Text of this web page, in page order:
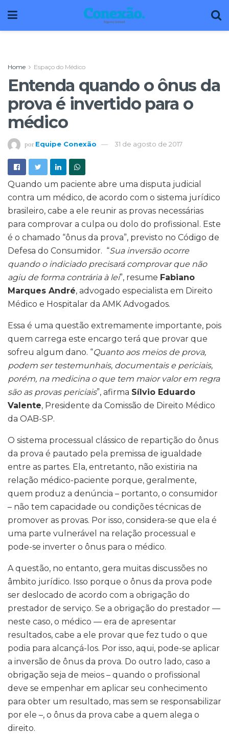
Home Espaço do Médico
Entenda quando o ônus da
prova é invertido para o
médico
por Equipe Conexão 31 de agosto de 2017
Quando um paciente abre uma disputa judicial
contra um médico, de acordo com o sistema jurídico
brasileiro, cabe a ele reunir as provas necessárias
para comprovar a culpa ou dolo do profissional. Este
é o chamado “ônus da prova”, previsto no Código de
Defesa do Consumidor. “Sua inversão ocorre
quando o indiciado precisará comprovar que não
agiu de forma contrária à lei”, resume Fabiano
Marques André, advogado especialista em Direito
Médico e Hospitalar da AMK Advogados.
Essa é uma questão extremamente importante, pois
quem carrega este encargo terá que provar que
sofreu algum dano. “Quanto aos meios de prova,
podem ser testemunhais, documentais e periciais,
porém, na medicina o que tem maior valor em regra
são as provas periciais”, afirma Sílvio Eduardo
Valente, Presidente da Comissão de Direito Médico
da OAB-SP.
O sistema processual clássico de repartição do ônus
da prova é pautado pela premissa de igualdade
entre as partes. Ela, entretanto, não existiria na
relação médico-paciente porque, geralmente,
quem produz a denúncia – portanto, o consumidor
– não tem capacidade ou condições técnicas de
promover as provas. Por isso, considera-se que ela é
uma parte vulnerável na relação processual e
pode-se inverter o ônus para o médico.
A questão, no entanto, gera muitas discussões no
âmbito jurídico. Isso porque o ônus da prova pode
ser deslocado de acordo com a obrigação do
prestador de serviço. Se a obrigação do prestador —
neste caso, o médico — era de apresentar
resultados, cabe a ele provar que fez tudo o que
podia para alcançá-los. Por isso, aqui, pode-se aplicar
a inversão de ônus da prova. Do outro lado, caso a
obrigação seja de meios – quando o profissional
deve se empenhar em aplicar seu conhecimento
para obter um resultado, mas sem se responsabilizar
por ele –, o ônus da prova cabe a quem alega o
direito.